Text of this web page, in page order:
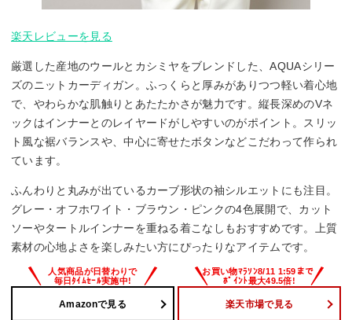
楽天レビューを見る
厳選した産地のウールとカシミヤをブレンドした、AQUAシリー
ズのニットカーディガン。ふっくらと厚みがありつつ軽い着心地
で、やわらかな肌触りとあたたかさが魅力です。縦長深めのVネ
ックはインナーとのレイヤードがしやすいのがポイント。スリッ
ト風な裾バランスや、中心に寄せたボタンなどこだわって作られ
ています。
ふんわりと丸みが出ているカーブ形状の袖シルエットにも注目。
グレー・オフホワイト・ブラウン・ピンクの4色展開で、カット
ソーやタートルインナーを重ねる着こなしもおすすめです。上質
素材の心地よさを楽しみたい方にぴったりなアイテムです。
Amazonで見る 楽天市場で見る